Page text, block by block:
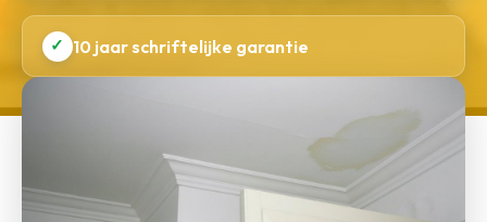
✓ 10 jaar schriftelijke garantie